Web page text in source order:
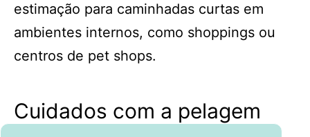
estimação para caminhadas curtas em
ambientes internos, como shoppings ou
centros de pet shops.
Cuidados com a pelagem